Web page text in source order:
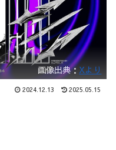
画像出典： Xより
2024.12.13 2025.05.15